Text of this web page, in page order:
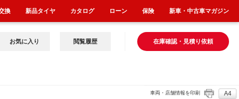
在庫確認・見積り依頼
お気に入り 閲覧履歴
車両・店舗情報を印刷 A4
換 新品タイヤ カタログ ローン 保険 新車・中古車マガジン